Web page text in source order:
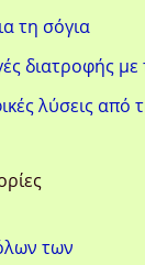
τη σόγια
διατροφής
λύσεις
των